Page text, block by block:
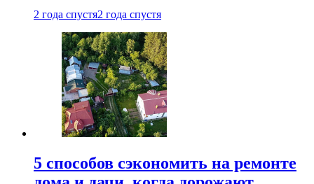
2 года спустя2 года спустя
5 способов сэкономить на ремонте